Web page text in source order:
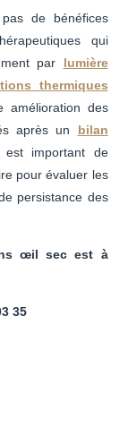
de bénéfices
qui
par lumière
thermiques
amélioration des
après un bilan
important de
pour évaluer les
persistance des
œil sec est à
35